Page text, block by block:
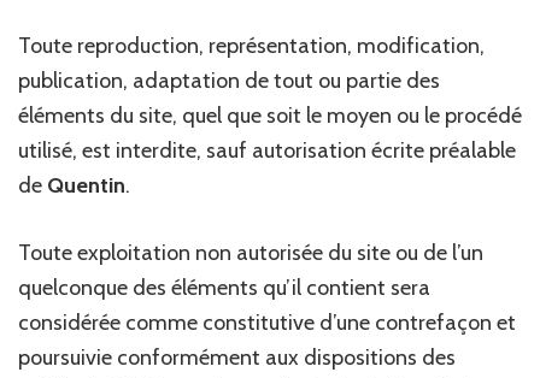
Toute reproduction, représentation, modification,
publication, adaptation de tout ou partie des
éléments du site, quel que soit le moyen ou le procédé
utilisé, est interdite, sauf autorisation écrite préalable
de Quentin.
Toute exploitation non autorisée du site ou de l’un
quelconque des éléments qu’il contient sera
considérée comme constitutive d’une contrefaçon et
poursuivie conformément aux dispositions des